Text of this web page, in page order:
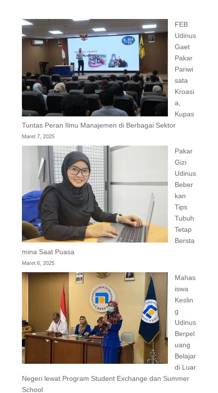
FEB
Udinus
Gaet
Pakar
Pariwi
sata
Kroasi
a,
Kupas
Tuntas Peran Ilmu Manajemen di Berbagai Sektor
Maret 7, 2025
Pakar
Gizi
Udinus
Beber
kan
Tips
Tubuh
Tetap
Bersta
mina Saat Puasa
Maret 6, 2025
Mahas
iswa
Keslin
g
Udinus
Berpel
uang
Belajar
di Luar
Negeri lewat Program Student Exchange dan Summer
School